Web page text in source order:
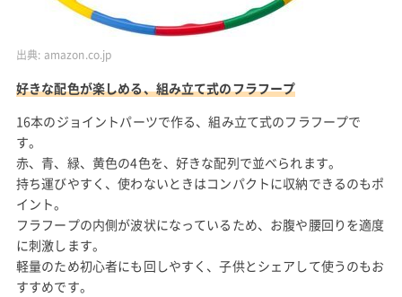
出典: amazon.co.jp
好きな配色が楽しめる、組み立て式のフラフープ
16本のジョイントパーツで作る、組み立て式のフラフープで
す。
赤、青、緑、黄色の4色を、好きな配列で並べられます。
持ち運びやすく、使わないときはコンパクトに収納できるのもポ
イント。
フラフープの内側が波状になっているため、お腹や腰回りを適度
に刺激します。
軽量のため初心者にも回しやすく、子供とシェアして使うのもお
すすめです。